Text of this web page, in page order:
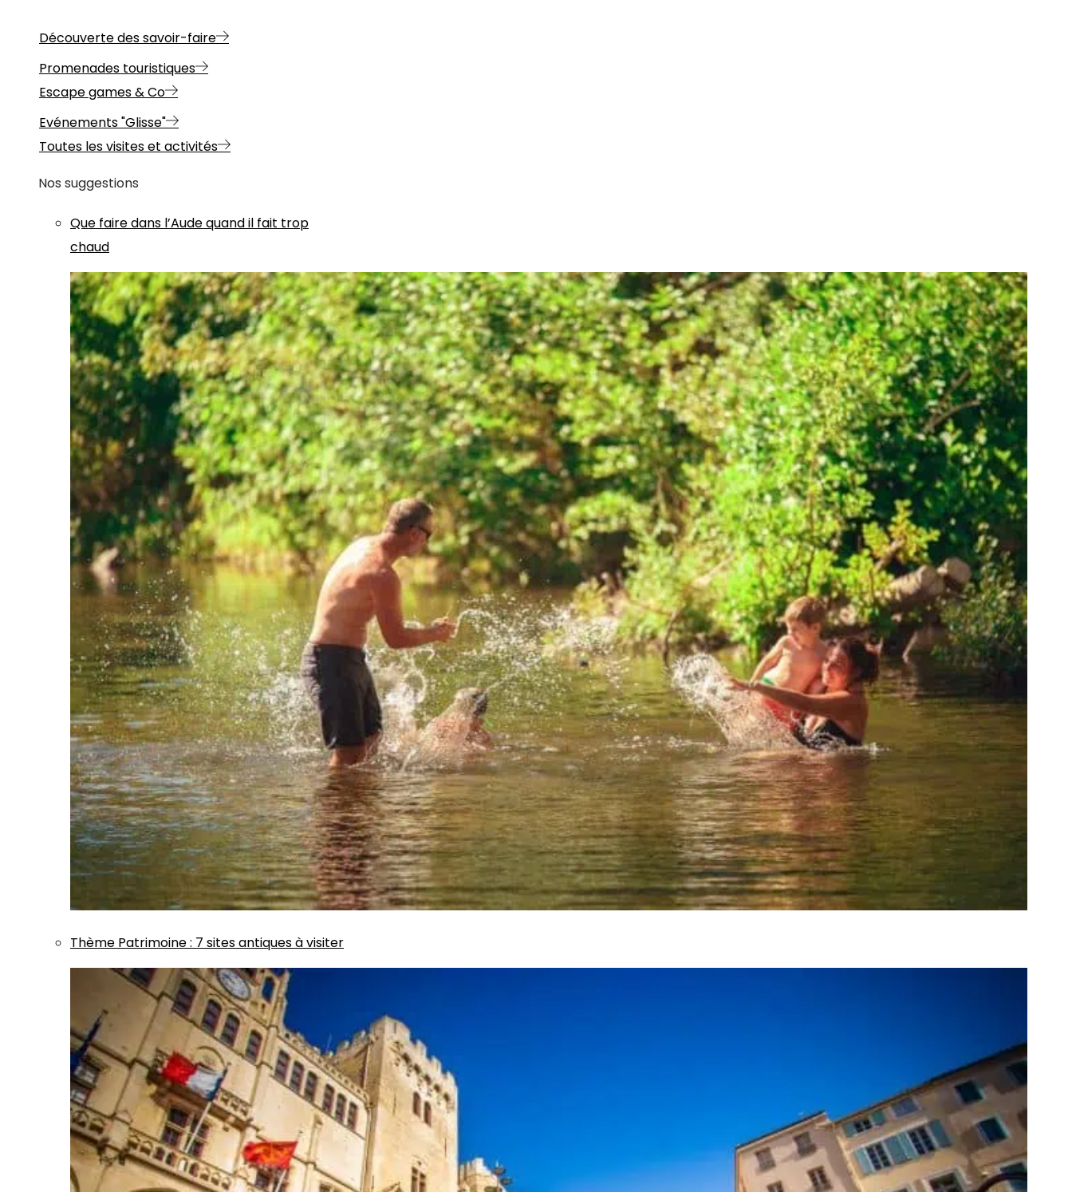
Découverte des savoir-faire
Promenades touristiques
Escape games & Co
Evénements "Glisse"
Toutes les visites et activités
Nos suggestions
Que faire dans l’Aude quand il fait trop
chaud
Thème Patrimoine: 7 sites antiques à visiter